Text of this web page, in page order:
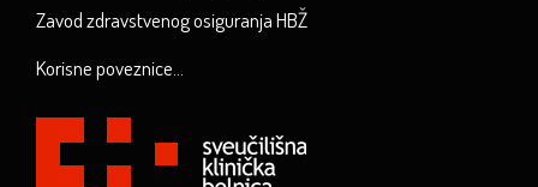
Zavod zdravstvenog osiguranja HBŽ
Korisne poveznice...